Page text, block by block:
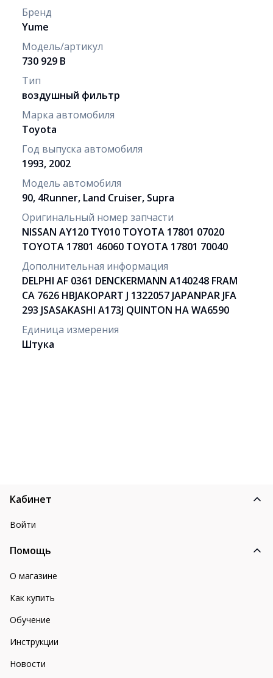
Бренд
Yume
Модель/артикул
730 929 B
Тип
воздушный фильтр
Марка автомобиля
Toyota
Год выпуска автомобиля
1993, 2002
Модель автомобиля
90, 4Runner, Land Cruiser, Supra
Оригинальный номер запчасти
NISSAN AY120 TY010 TOYOTA 17801 07020
TOYOTA 17801 46060 TOYOTA 17801 70040
Дополнительная информация
DELPHI AF 0361 DENCKERMANN A140248 FRAM
CA 7626 HBJAKOPART J 1322057 JAPANPAR JFA
293 JSASAKASHI A173J QUINTON HA WA6590
Единица измерения
Штука
Кабинет
Войти
Помощь
О магазине
Как купить
Обучение
Инструкции
Новости